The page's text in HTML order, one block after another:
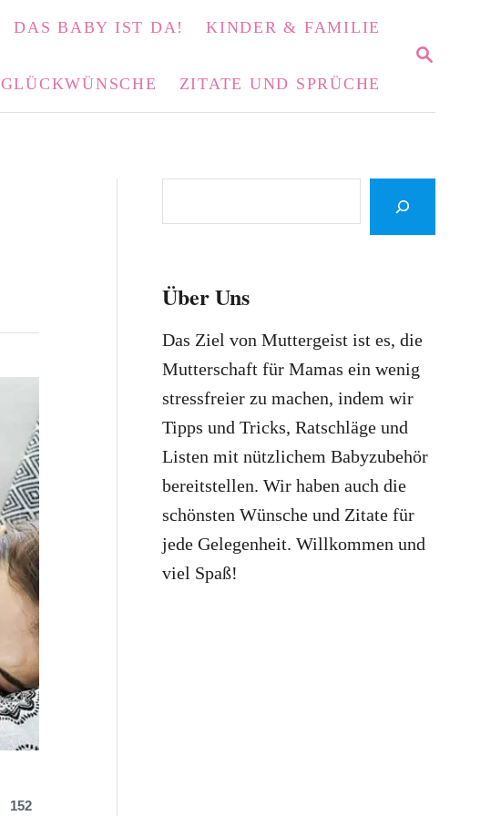
S
DAS BABY IST DA! KINDER & FAMILIE
GLÜCKWÜNSCHE ZITATE UND SPRÜCHE
152
e
c
h
Über Uns
Das Ziel von Muttergeist ist es, die
Mutterschaft für Mamas ein wenig
stressfreier zu machen, indem wir
Tipps und Tricks, Ratschläge und
Listen mit nützlichem Babyzubehör
bereitstellen. Wir haben auch die
schönsten Wünsche und Zitate für
jede Gelegenheit. Willkommen und
viel Spaß!